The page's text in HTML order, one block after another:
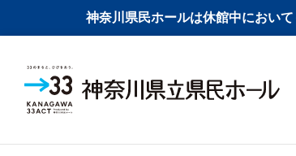
神奈川県民ホールは休館中におい